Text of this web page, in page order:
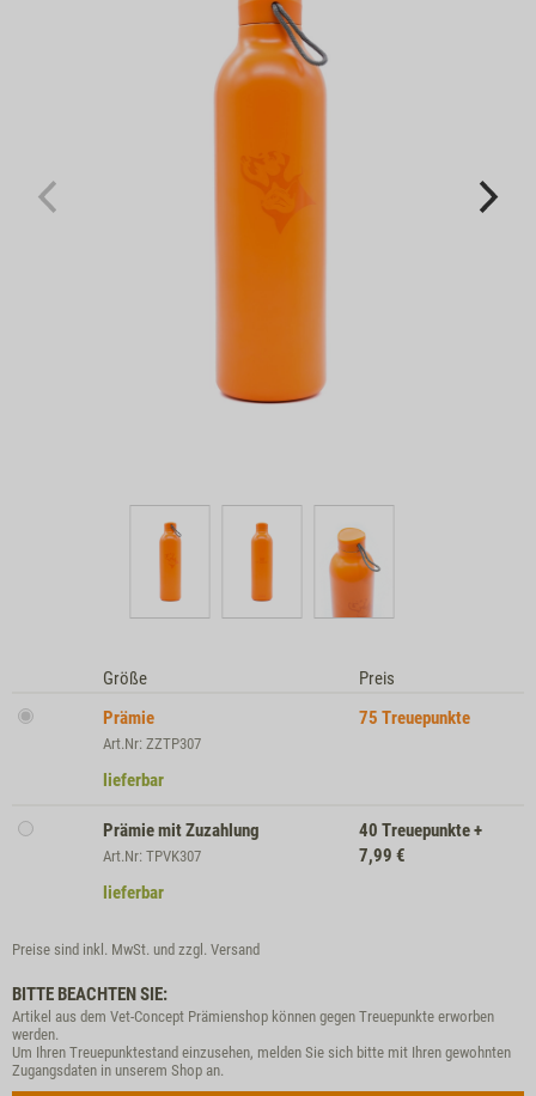
Größe
Preis
Prämie
Art.Nr: ZZTP307
75 Treuepunkte
lieferbar
Prämie mit Zuzahlung
Art.Nr: TPVK307
40 Treuepunkte+
7,99 €
lieferbar
Preise sind inkl. MwSt. und zzgl. Versand
BITTE BEACHTEN SIE:
Artikel aus dem Vet-Concept Prämienshop können gegen Treuepunkte erworben
werden.
Um Ihren Treuepunktestand einzusehen, melden Sie sich bitte mit Ihren gewohnten
Zugangsdaten in unserem Shop an.